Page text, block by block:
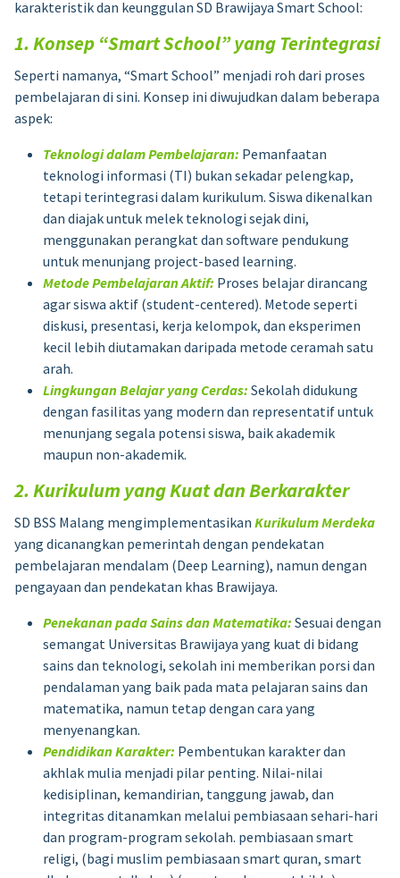
karakteristik dan keunggulan SD Brawijaya Smart School:
1. Konsep “Smart School” yang Terintegrasi
Seperti namanya, “Smart School” menjadi roh dari proses
pembelajaran di sini. Konsep ini diwujudkan dalam beberapa
aspek:
Teknologi dalam Pembelajaran: Pemanfaatan
teknologi informasi (TI) bukan sekadar pelengkap,
tetapi terintegrasi dalam kurikulum. Siswa dikenalkan
dan diajak untuk melek teknologi sejak dini,
menggunakan perangkat dan software pendukung
untuk menunjang project-based learning.
Metode Pembelajaran Aktif: Proses belajar dirancang
agar siswa aktif (student-centered). Metode seperti
diskusi, presentasi, kerja kelompok, dan eksperimen
kecil lebih diutamakan daripada metode ceramah satu
arah.
Lingkungan Belajar yang Cerdas: Sekolah didukung
dengan fasilitas yang modern dan representatif untuk
menunjang segala potensi siswa, baik akademik
maupun non-akademik.
2. Kurikulum yang Kuat dan Berkarakter
SD BSS Malang mengimplementasikan Kurikulum Merdeka
yang dicanangkan pemerintah dengan pendekatan
pembelajaran mendalam (Deep Learning), namun dengan
pengayaan dan pendekatan khas Brawijaya.
Penekanan pada Sains dan Matematika: Sesuai dengan
semangat Universitas Brawijaya yang kuat di bidang
sains dan teknologi, sekolah ini memberikan porsi dan
pendalaman yang baik pada mata pelajaran sains dan
matematika, namun tetap dengan cara yang
menyenangkan.
Pendidikan Karakter: Pembentukan karakter dan
akhlak mulia menjadi pilar penting. Nilai-nilai
kedisiplinan, kemandirian, tanggung jawab, dan
integritas ditanamkan melalui pembiasaan sehari-hari
dan program-program sekolah. pembiasaan smart
religi, (bagi muslim pembiasaan smart quran, smart